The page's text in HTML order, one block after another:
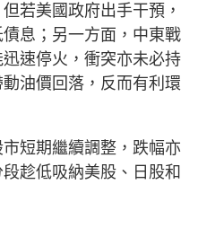
若美國政府出手干預，
息；另一方面，中東戰
速停火，衝突亦未必持
油價回落，反而有利環
短期繼續調整，跌幅亦
趁低吸納美股、日股和